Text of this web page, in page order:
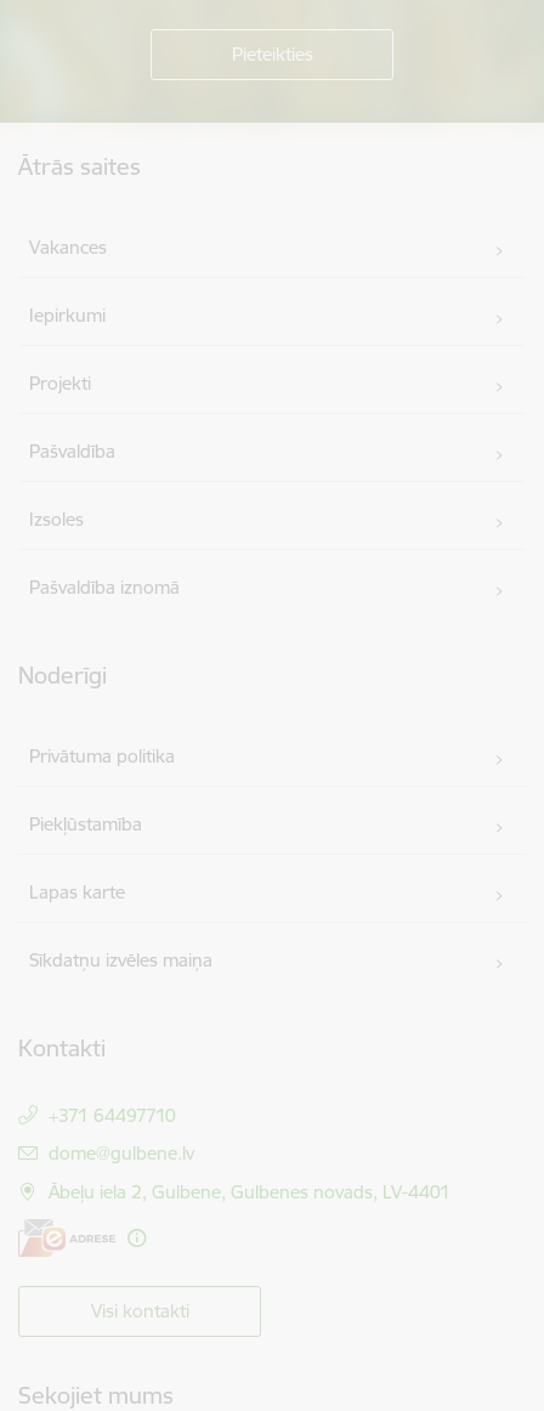
Ātrās saites
Vakances
Iepirkumi
Projekti
Pašvaldība
Izsoles
Pašvaldība iznomā
Noderīgi
Privātuma politika
Piekļūstamība
Lapas karte
Sīkdatņu izvēles maiņa
Kontakti
+371 64497710
E-pasts:
dome@gulbene.lv
Ābeļu iela 2, Gulbene, Gulbenes novads, LV-4401
Visi kontakti
Sekojiet mums